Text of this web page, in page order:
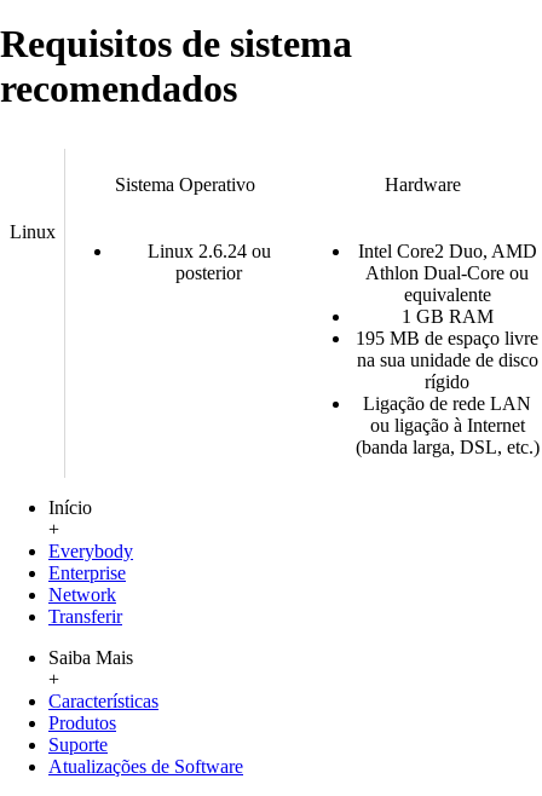
Requisitos de sistema
recomendados
Sistema Operativo Hardware
Linux
Linux 2.6.24 ou
posterior
Intel Core2 Duo, AMD
Athlon Dual-Core ou
equivalente
1 GB RAM
195 MB de espaço livre
na sua unidade de disco
rígido
Ligação de rede LAN
ou ligação à Internet
(banda larga, DSL, etc.)
Início
+
Everybody
Enterprise
Network
Transferir
Saiba Mais
+
Características
Produtos
Suporte
Atualizações de Software